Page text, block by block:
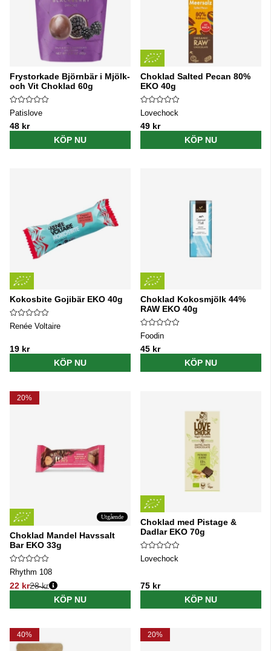
Frystorkade Björnbär i Mjölk-
och Vit Choklad 60g
Patislove
48 kr
KÖP NU
Choklad Salted Pecan 80%
EKO 40g
Lovechock
49 kr
KÖP NU
Kokosbite Gojibär EKO 40g
Renée Voltaire
19 kr
KÖP NU
Choklad Kokosmjölk 44%
RAW EKO 40g
Foodin
45 kr
KÖP NU
20%
Utgående
Choklad Mandel Havssalt
Bar EKO 33g
Rhythm 108
22 kr
Ordinarie pris:
28 kr
KÖP NU
Choklad med Pistage &
Dadlar EKO 70g
Lovechock
75 kr
KÖP NU
40% 20%